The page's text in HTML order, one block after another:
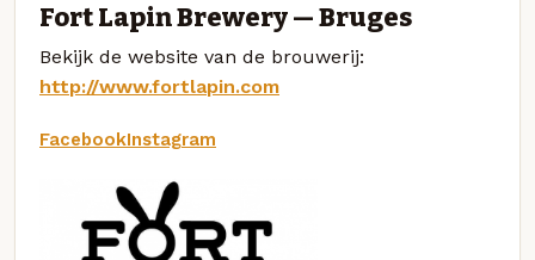
Fort Lapin Brewery — Bruges
Bekijk de website van de brouwerij:
http://www.fortlapin.com
FacebookInstagram